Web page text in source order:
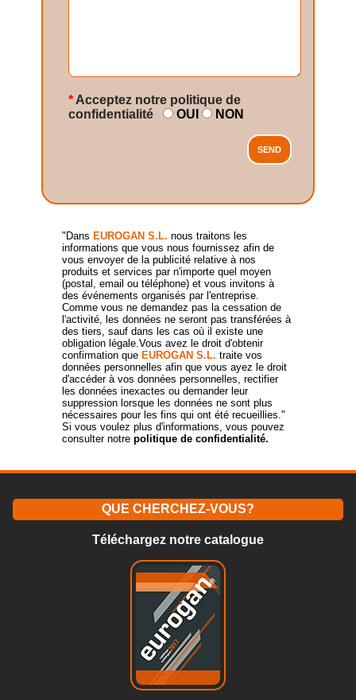
* Acceptez notre politique de
confidentialité
OUI NON
"DansEUROGAN S.L. nous traitons les
informations que vous nous fournissez afin de
vous envoyer de la publicité relative à nos
produits et services par n'importe quel moyen
(postal, email ou téléphone) et vous invitons à
des événements organisés par l'entreprise.
Comme vous ne demandez pas la cessation de
l'activité, les données ne seront pas transférées à
des tiers, sauf dans les cas où il existe une
obligation légale.Vous avez le droit d'obtenir
confirmation queEUROGAN S.L. traite vos
données personnelles afin que vous ayez le droit
d'accéder à vos données personnelles, rectifier
les données inexactes ou demander leur
suppression lorsque les données ne sont plus
nécessaires pour les fins qui ont été recueillies."
Si vous voulez plus d'informations, vous pouvez
consulter notrepolitique de confidentialité.
QUE CHERCHEZ-VOUS?
Téléchargez notre catalogue